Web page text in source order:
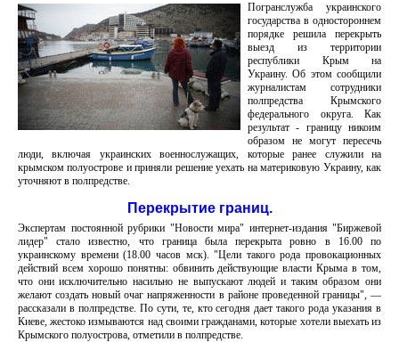
Погранслужба украинского
государства в одностороннем
порядке решила перекрыть
выезд из территории
республики Крым на
Украину. Об этом сообщили
журналистам сотрудники
полпредства Крымского
федерального округа. Как
результат - границу никоим
образом не могут пересечь
люди, включая украинских военнослужащих, которые ранее служили на
крымском полуострове и приняли решение уехать на материковую Украину, как
уточняют в полпредстве.
Перекрытие границ.
Экспертам постоянной рубрики "Новости мира" интернет-издания "Биржевой
лидер" стало известно, что граница была перекрыта ровно в 16.00 по
украинскому времени (18.00 часов мск). "Цели такого рода провокационных
действий всем хорошо понятны: обвинить действующие власти Крыма в том,
что они исключительно насильно не выпускают людей и таким образом они
желают создать новый очаг напряженности в районе проведенной границы", —
рассказали в полпредстве. По сути, те, кто сегодня дает такого рода указания в
Киеве, жестоко измываются над своими гражданами, которые хотели выехать из
Крымского полуострова, отметили в полпредстве.